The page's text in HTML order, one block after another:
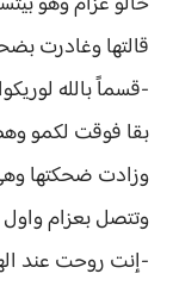
قالتها وغادرت
-قسماً بالله
بقا فوقت لكمو
وزادت ضحكتها
وتتصل بعزام
-إنت روحت عند